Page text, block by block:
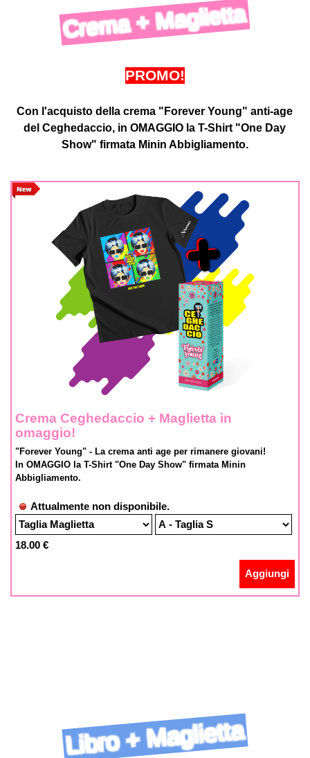
Crema + Maglietta
PROMO!
Con l'acquisto della crema "Forever Young" anti-age
del Ceghedaccio, in OMAGGIO la T-Shirt "One Day
Show" firmata Minin Abbigliamento.
Crema Ceghedaccio + Maglietta in
omaggio!
"Forever Young" - La crema anti age per rimanere giovani!
In OMAGGIO la T-Shirt "One Day Show" firmata Minin
Abbigliamento.
Attualmente non disponibile.
18.00 €
Aggiungi
Libro + Maglietta